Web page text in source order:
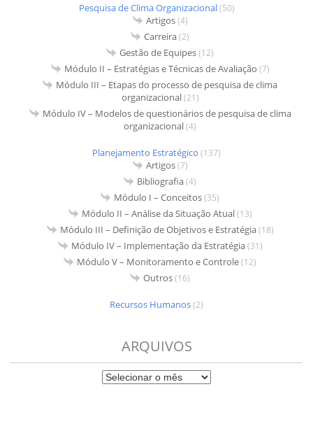
Pesquisa de Clima Organizacional(50)
Artigos(4)
Carreira(2)
Gestão de Equipes(12)
Módulo II – Estratégias e Técnicas de Avaliação (7)
Módulo III – Etapas do processo de pesquisa de clima
organizacional(21)
Módulo IV – Modelos de questionários de pesquisa de clima
organizacional(4)
Planejamento Estratégico (137)
Artigos(7)
Bibliografia(4)
Módulo I – Conceitos(35)
Módulo II – Análise da Situação Atual(13)
Módulo III – Definição de Objetivos e Estratégia(18)
Módulo IV – Implementação da Estratégia(31)
Módulo V – Monitoramento e Controle(12)
Outros(16)
Recursos Humanos(2)
ARQUIVOS